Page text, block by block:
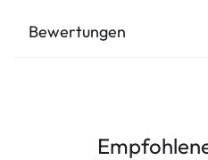
Bewertungen